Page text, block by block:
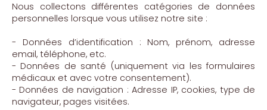
Nous collectons différentes catégories de données
personnelles lorsque vous utilisez notre site :
- Données d’identification : Nom, prénom, adresse
email, téléphone, etc.
- Données de santé (uniquement via les formulaires
médicaux et avec votre consentement).
- Données de navigation : Adresse IP, cookies, type de
navigateur, pages visitées.